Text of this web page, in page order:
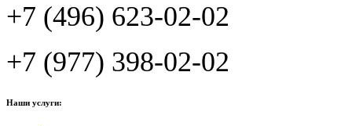
+7 (496) 623-02-02
+7 (977) 398-02-02
Наши услуги: